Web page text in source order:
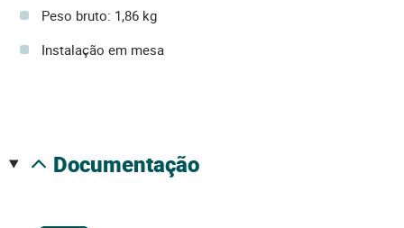
Peso bruto: 1,86 kg
Instalação em mesa
documentação